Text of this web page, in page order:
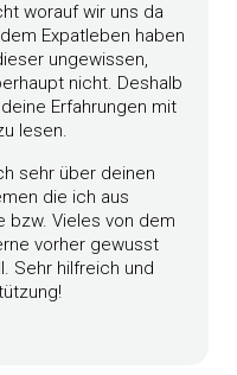
worauf wir uns da
Expatleben haben
ungewissen,
nicht. Deshalb
Erfahrungen mit
lesen.
sehr über deinen
die ich aus
bzw. Vieles von dem
vorher gewusst
Sehr hilfreich und